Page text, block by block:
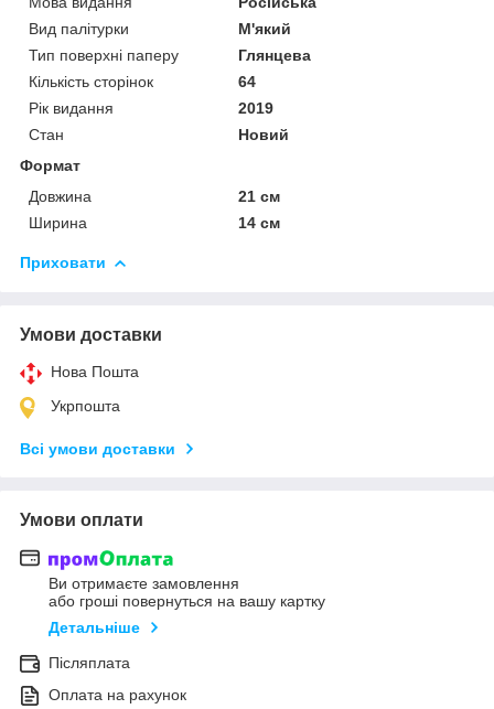
Вид палітурки
М'який
Тип поверхні паперу
Глянцева
Кількість сторінок
64
Рік видання
2019
Стан
Новий
Формат
Довжина
21 см
Ширина
14 см
Приховати
Умови доставки
Нова Пошта
Укрпошта
Всі умови доставки
Умови оплати
Ви отримаєте замовлення
або гроші повернуться на вашу картку
Детальніше
Післяплата
Оплата на рахунок